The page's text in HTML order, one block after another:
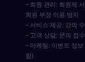
– 회원 관리: 회원제
회원 부정 이용 방지
– 서비스 제공: 강의
– 고객 상담: 문의 접
– 마케팅: 이벤트 정
함)